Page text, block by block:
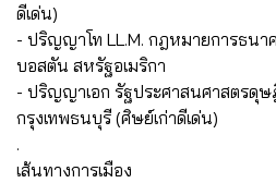
ดีเด่น)
- ปริญญาโท LL.M. กฎหมายการธนา
บอสตัน สหรัฐอเมริกา
- ปริญญาเอก รัฐประศาสนศาสตรดุ
กรุงเทพธนบุรี (ศิษย์เก่าดีเด่น)
.
เส้นทางการเมือง